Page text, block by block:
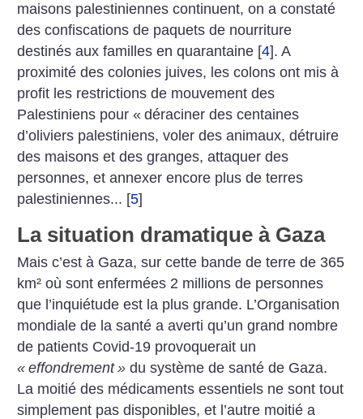
maisons palestiniennes continuent, on a constaté
des confiscations de paquets de nourriture
destinés aux familles en quarantaine [4]. A
proximité des colonies juives, les colons ont mis à
profit les restrictions de mouvement des
Palestiniens pour « déraciner des centaines
d’oliviers palestiniens, voler des animaux, détruire
des maisons et des granges, attaquer des
personnes, et annexer encore plus de terres
palestiniennes... [5]
La situation dramatique à Gaza
Mais c’est à Gaza, sur cette bande de terre de 365
km² où sont enfermées 2 millions de personnes
que l’inquiétude est la plus grande. L’Organisation
mondiale de la santé a averti qu’un grand nombre
de patients Covid-19 provoquerait un
« effondrement » du système de santé de Gaza.
La moitié des médicaments essentiels ne sont tout
simplement pas disponibles, et l’autre moitié a